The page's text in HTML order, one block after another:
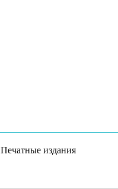
Печатные издания